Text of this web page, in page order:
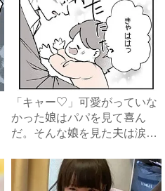
「キャー♡」可愛がっていな
かった娘はパパを見て喜ん
だ。そんな娘を見た夫は涙を